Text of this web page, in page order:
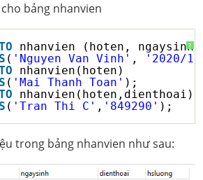
bảng nhanvien
?
nhanvien (hoten,
( 'Nguyen Van Vinh' ,
'2020/
nhanvien(hoten)
( 'Mai Thanh Toan' );
nhanvien(hoten,dienthoai)
( 'Tran Thi C' , '849290' );
trong bảng nhanvien như sau: